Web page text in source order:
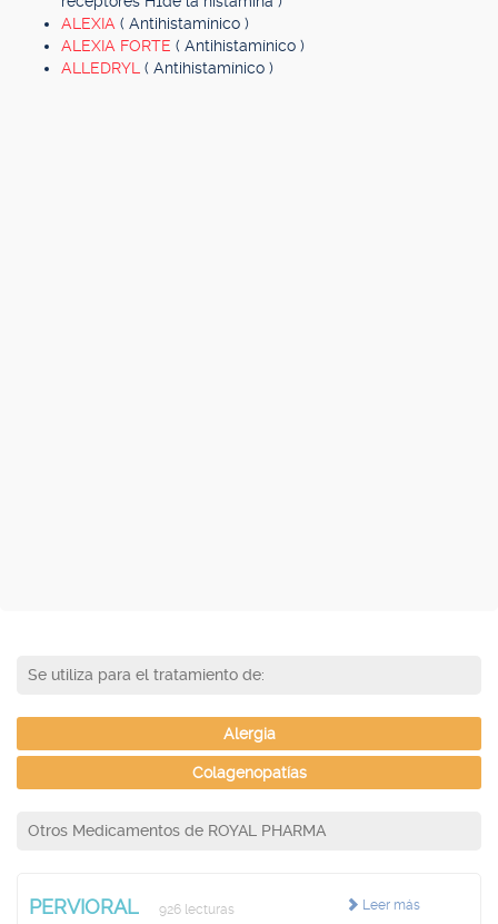
ALEXIA ( Antihistamínico )
ALEXIA FORTE ( Antihistamínico )
ALLEDRYL ( Antihistamínico )
Se utiliza para el tratamiento de:
Alergia
Colagenopatías
Otros Medicamentos de ROYAL PHARMA
Leer más
PERVIORAL 926 lecturas